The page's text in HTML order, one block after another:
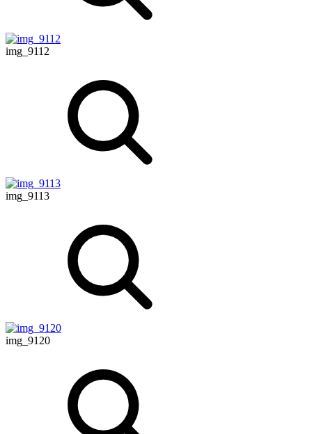
img_9112
img_9113
img_9120